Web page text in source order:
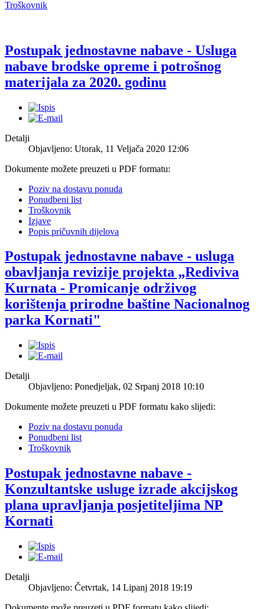
Troškovnik
Postupak jednostavne nabave - Usluga
nabave brodske opreme i potrošnog
materijala za 2020. godinu
Detalji
Objavljeno: Utorak, 11 Veljača 2020 12:06
Dokumente možete preuzeti u PDF formatu:
Poziv na dostavu ponuda
Ponudbeni list
Troškovnik
Izjave
Popis pričuvnih dijelova
Postupak jednostavne nabave - usluga
obavljanja revizije projekta „Rediviva
Kurnata - Promicanje održivog
korištenja prirodne baštine Nacionalnog
parka Kornati"
Detalji
Objavljeno: Ponedjeljak, 02 Srpanj 2018 10:10
Dokumente možete preuzeti u PDF formatu kako slijedi:
Poziv na dostavu ponuda
Ponudbeni list
Troškovnik
Postupak jednostavne nabave -
Konzultantske usluge izrade akcijskog
plana upravljanja posjetiteljima NP
Kornati
Detalji
Objavljeno: Četvrtak, 14 Lipanj 2018 19:19